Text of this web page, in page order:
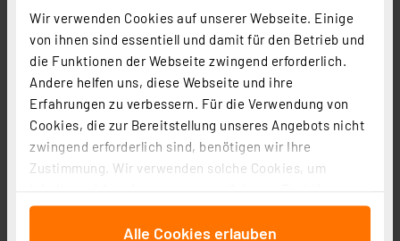
Wir verwenden Cookies auf unserer Webseite. Einige
von ihnen sind essentiell und damit für den Betrieb und
die Funktionen der Webseite zwingend erforderlich.
Andere helfen uns, diese Webseite und ihre
Erfahrungen zu verbessern. Für die Verwendung von
Cookies, die zur Bereitstellung unseres Angebots nicht
zwingend erforderlich sind, benötigen wir Ihre
Zustimmung. Wir verwenden solche Cookies, um
für soziale Medien anbieten zu können und die Zugriffe
auf unsere Website zu analysieren. Außerdem geben
Alle Cookies erlauben
GP Mono D Akku NiMH 3000 mAh RECYKO, 1,2V, 2 Stück
Artikel-Nr. 254541